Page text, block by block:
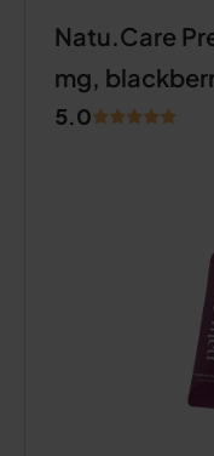
Natu.Care
mg,
5.0